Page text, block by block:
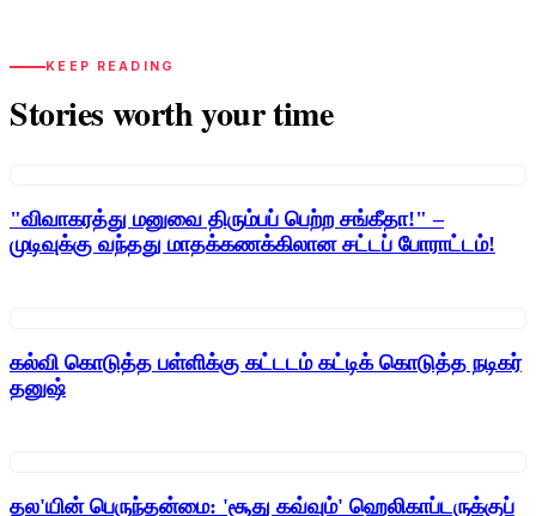
KEEP READING
Stories worth your time
"விவாகரத்து மனுவை திரும்பப் பெற்ற சங்கீதா!" –
முடிவுக்கு வந்தது மாதக்கணக்கிலான சட்டப் போராட்டம்!
கல்வி கொடுத்த பள்ளிக்கு கட்டடம் கட்டிக் கொடுத்த நடிகர்
தனுஷ்
தல'யின் பெருந்தன்மை: 'சூது கவ்வும்' ஹெலிகாப்டருக்குப்